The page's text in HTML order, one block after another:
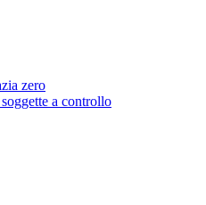
zero
a controllo